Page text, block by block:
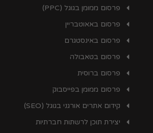
פרסום ממומן בגוגל (PPC)
פרסום באאוטבריין
פרסום באינסטגרם
פרסום בטאבולה
פרסום ברוסית
פרסום ממומן בפייסבוק
קידום אתרים אורגני בגוגל (SEO)
יצירת תוכן לרשתות חברתיות